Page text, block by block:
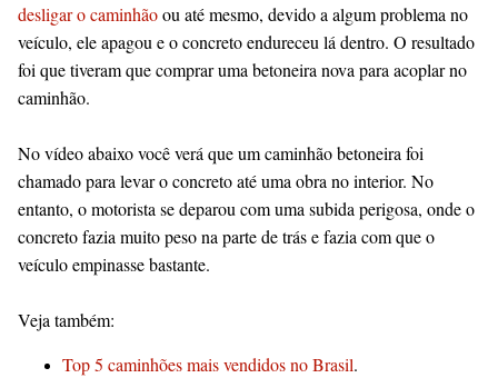
desligar o caminhãoou até mesmo, devido a algum problema no
veículo, ele apagou e o concreto endureceu lá dentro. O resultado
foi que tiveram que comprar uma betoneira nova para acoplar no
caminhão.
No vídeo abaixo você verá que um caminhão betoneira foi
chamado para levar o concreto até uma obra no interior. No
entanto, o motorista se deparou com uma subida perigosa, onde o
concreto fazia muito peso na parte de trás e fazia com que o
veículo empinasse bastante.
Veja também:
Top 5 caminhões mais vendidos no Brasil.